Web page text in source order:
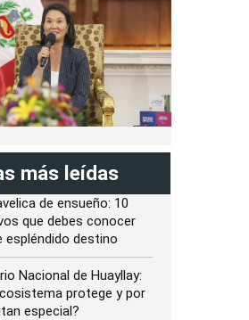
más leídas
de ensueño: 10
que debes conocer
espléndido destino
Nacional de Huayllay:
protege y por
especial?